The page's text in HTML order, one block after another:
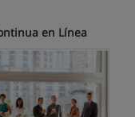
en Línea